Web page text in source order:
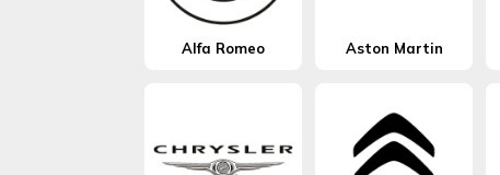
Alfa Romeo Aston Martin